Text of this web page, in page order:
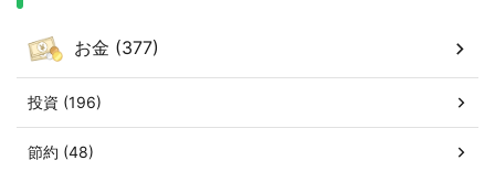
お金 (377)
投資 (196)
節約 (48)